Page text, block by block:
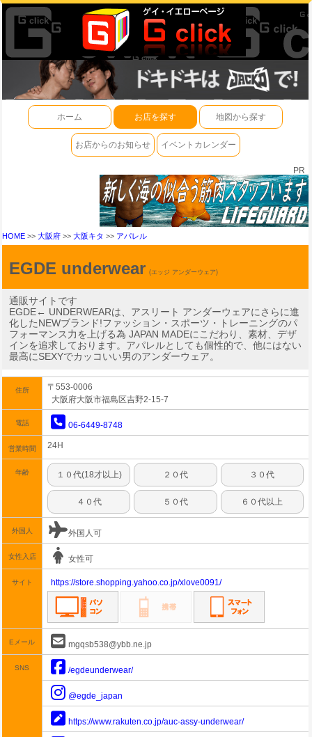
ホーム お店を探す 地図から探す
お店からのお知らせ イベントカレンダー
PR
HOME >> 大阪府 >> 大阪キタ >> アパレル
EGDE underwear (エッジ アンダーウェア)
通販サイトです
EGDE← UNDERWEARは、アスリート アンダーウェアにさらに進
化したNEWブランド!ファッション・スポーツ・トレーニングのパ
フォーマンス力を上げる為 JAPAN MADEにこだわり、素材、デザ
インを追求しております。アパレルとしても個性的で、他にはない
最高にSEXYでカッコいい男のアンダーウェア。
住所
〒553-0006
大阪府大阪市福島区吉野2-15-7
電話 06-6449-8748
営業時間 24H
年齢 １０代(18才以上) ２０代 ３０代
４０代 ５０代 ６０代以上
外国人 外国人可
女性入店 女性可
サイト https://store.shopping.yahoo.co.jp/xlove0091/
Eメール mgqsb538@ybb.ne.jp
SNS /egdeunderwear/
@egde_japan
https://www.rakuten.co.jp/auc-assy-underwear/